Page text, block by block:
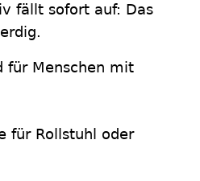
fällt sofort auf: Das
für Menschen mit
für Rollstuhl oder